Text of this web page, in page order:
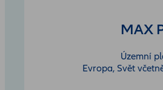
MAX
Územní
Evropa, Svět